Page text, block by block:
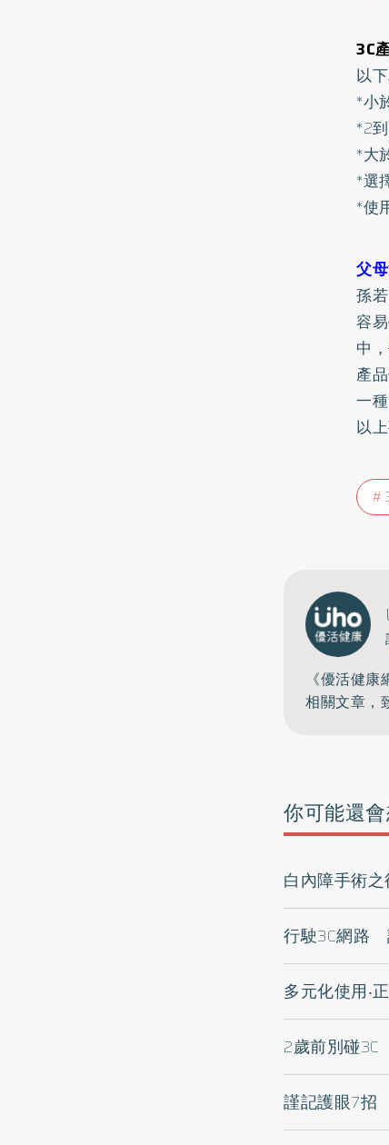
3C
以
*小
*2
*大
*選
*使
父
孫
容
中
產
一
以
《優活健
相關文章，
你可能還
白內障手術
行駛3C網路
多元化使用‧
2歲前別碰
謹記護眼7招